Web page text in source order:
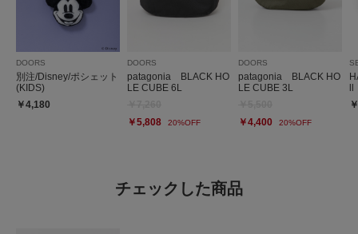
DOORS
別注/Disney/ポシェット
(KIDS)
￥4,180
DOORS
patagonia BLACK HO
LE CUBE 6L
￥5,808
20%OFF
DOORS
patagonia BLACK HO
LE CUBE 3L
￥4,400
20%OFF
ll
チェックした商品